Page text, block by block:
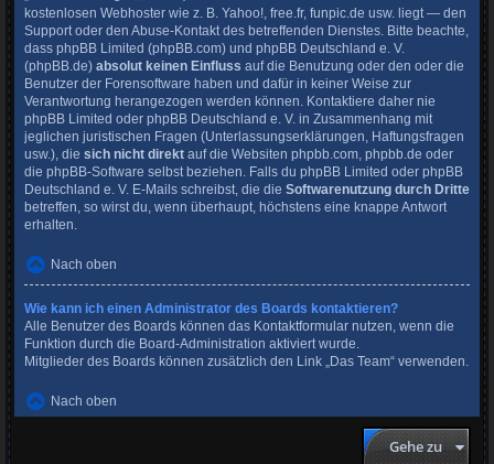
kostenlosen Webhoster wie z. B. Yahoo!, free.fr, funpic.de usw. liegt — den
Support oder den Abuse-Kontakt des betreffenden Dienstes. Bitte beachte,
dass phpBB Limited (phpBB.com) und phpBB Deutschland e. V.
(phpBB.de) absolut keinen Einfluss auf die Benutzung oder den oder die
Benutzer der Forensoftware haben und dafür in keiner Weise zur
Verantwortung herangezogen werden können. Kontaktiere daher nie
phpBB Limited oder phpBB Deutschland e. V. in Zusammenhang mit
jeglichen juristischen Fragen (Unterlassungserklärungen, Haftungsfragen
usw.), die sich nicht direkt auf die Websiten phpbb.com, phpbb.de oder
die phpBB-Software selbst beziehen. Falls du phpBB Limited oder phpBB
Deutschland e. V. E-Mails schreibst, die die Softwarenutzung durch Dritte
betreffen, so wirst du, wenn überhaupt, höchstens eine knappe Antwort
erhalten.
Nach oben
Wie kann ich einen Administrator des Boards kontaktieren?
Alle Benutzer des Boards können das Kontaktformular nutzen, wenn die
Funktion durch die Board-Administration aktiviert wurde.
Mitglieder des Boards können zusätzlich den Link „Das Team“ verwenden.
Nach oben
Gehe zu